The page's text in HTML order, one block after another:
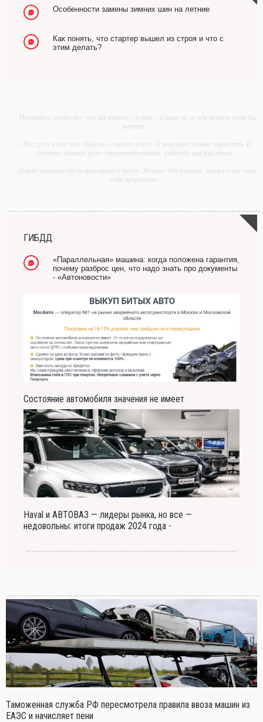
Особенности замены зимних шин на летние
Как понять, что стартер вышел из строя и что с
этим делать?
-- Начинайте делать все, что вы можете сделать – и даже то, о чем можете хотя бы
мечтать.
-- Все дело в мыслях. Мысль — начало всего. И мыслями можно управлять. И
поэтому главное дело совершенствования: работать над мыслями.
-- Идите уверенно по направлению к мечте. Живите той жизнью, которую вы сами
себе придумали.
-- Лучшее, что можно сделать с хорошим советом, это пропустить его мимо ушей.
Он никогда не бывает полезен никому, кроме того, кто его дал.
ГИБДД
«Параллельная» машина: когда положена гарантия,
почему разброс цен, что надо знать про документы
- «Автоновости»
Состояние автомобиля значения не имеет
Haval и АВТОВАЗ — лидеры рынка, но все —
недовольны: итоги продаж 2024 года -
Таможенная служба РФ пересмотрела правила ввоза машин из
ЕАЭС и начисляет пени